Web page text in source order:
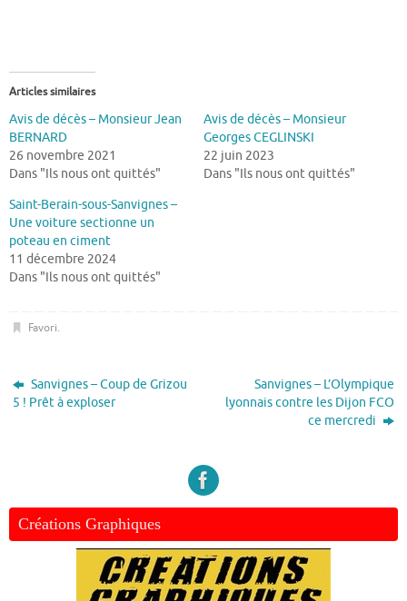
Articles similaires
Avis de décès – Monsieur Jean
BERNARD
26 novembre 2021
Dans "Ils nous ont quittés"
Avis de décès – Monsieur
Georges CEGLINSKI
22 juin 2023
Dans "Ils nous ont quittés"
Saint-Berain-sous-Sanvignes –
Une voiture sectionne un
poteau en ciment
11 décembre 2024
Dans "Ils nous ont quittés"
Favori.
Sanvignes – Coup de Grizou
5 ! Prêt à exploser
Sanvignes – L’Olympique
lyonnais contre les Dijon FCO
ce mercredi
Créations Graphiques